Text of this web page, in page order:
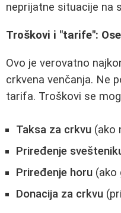
neprijatne situacije na
Troškovi i "tarife":
Ovo je verovatno
crkvena venčanja. Ne
tarifa. Troškovi se
Taksa za crkvu (ako
Priređenje
Priređenje horu (ako
Donacija za crkvu